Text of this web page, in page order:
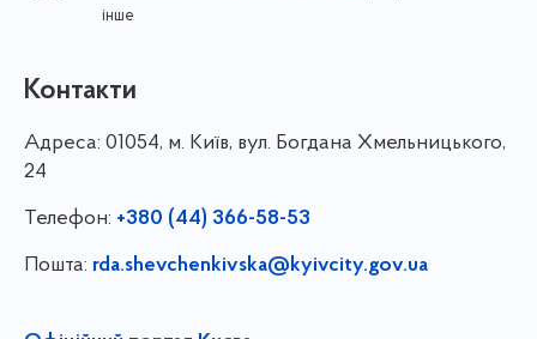
інше
Контакти
Адреса: 01054, м. Київ, вул. Богдана Хмельницького,
24
Телефон: +380 (44) 366-58-53
Пошта: rda.shevchenkivska@kyivcity.gov.ua